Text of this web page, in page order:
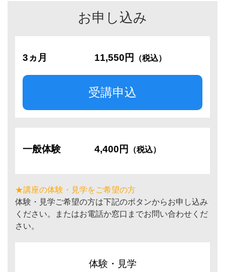
お申し込み
3ヵ月 11,550円 （税込）
受講申込
一般体験 4,400円 （税込）
★講座の体験・見学をご希望の方
体験・見学ご希望の方は下記のボタンからお申し込み
ください。またはお電話か窓口までお問い合わせくだ
さい。
体験・見学